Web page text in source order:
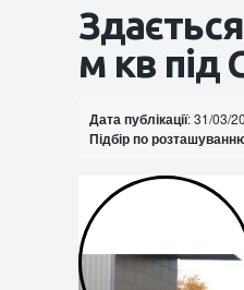
м кв під
Дата публікації: 31/03/
Підбір по